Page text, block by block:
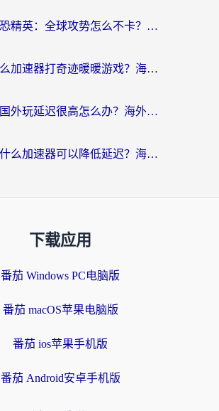
国外玩反恐精英：全球攻势怎么不卡？老玩家亲测的加速器选择指南
国外用什么加速器打奇迹暖暖游戏？海外党国服手游畅玩全攻略（附3款热门游戏实测）
巨兽战场国外玩延迟很高怎么办？海外党亲测的国服游戏加速解决方案
打龙之谷什么加速器可以降低延迟？海外玩家亲测有效的国服加速指南
下载应用
番茄 Windows PC电脑版
番茄 macOS苹果电脑版
番茄 ios苹果手机版
番茄 Android安卓手机版